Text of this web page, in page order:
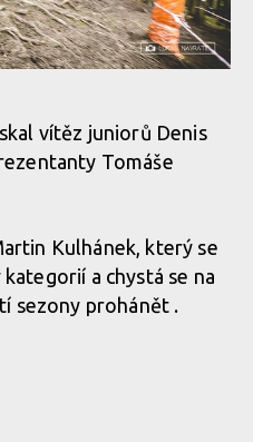
vítěz juniorů Denis
Tomáše
Kulhánek, který se
a chystá se na
sezony prohánět .